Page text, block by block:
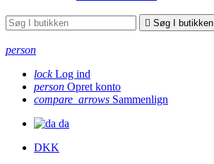
 Søg I butikken
person
lock Log ind
person Opret konto
compare_arrows Sammenlign
da
DKK